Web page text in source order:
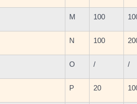
M 100
N 100
O / /
P 20